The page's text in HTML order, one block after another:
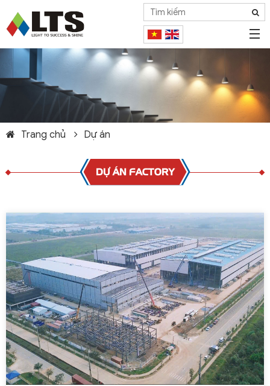
Trang chủ Dự án
DỰ ÁN FACTORY